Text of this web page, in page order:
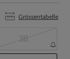
Grössentabelle
38